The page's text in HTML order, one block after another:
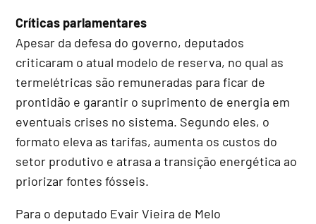
Críticas parlamentares
Apesar da defesa do governo, deputados
criticaram o atual modelo de reserva, no qual as
termelétricas são remuneradas para ficar de
prontidão e garantir o suprimento de energia em
eventuais crises no sistema. Segundo eles, o
formato eleva as tarifas, aumenta os custos do
setor produtivo e atrasa a transição energética ao
priorizar fontes fósseis.
Para o deputado Evair Vieira de Melo